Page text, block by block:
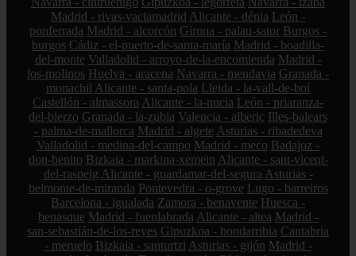
Madrid - rivas-vaciamadrid Alicante - dénia León -
ponferrada Madrid - alcorcón Girona - palau-sator Burgos -
burgos Cádiz - el-puerto-de-santa-maría Madrid - boadilla-
del-monte Valladolid - arroyo-de-la-encomienda Madrid -
los-molinos Huelva - aracena Navarra - mendavia Granada -
monachil Alicante - santa-pola Lleida - la-vall-de-boí
Castellón - almassora Alicante - la-nucia León - priaranza-
del-bierzo Granada - la-zubia Valencia - alberic Illes-balears
- palma-de-mallorca Madrid - algete Asturias - ribadedeva
Valladolid - medina-del-campo Madrid - meco Badajoz -
don-benito Bizkaia - markina-xemein Alicante - sant-vicent-
del-raspeig Alicante - guardamar-del-segura Asturias -
belmonte-de-miranda Pontevedra - o-grove Lugo - barreiros
Barcelona - igualada Zamora - benavente Huesca -
benasque Madrid - fuenlabrada Alicante - altea Madrid -
san-sebastián-de-los-reyes Gipuzkoa - hondarribia Cantabria
- meruelo Bizkaia - santurtzi Asturias - gijón Madrid -